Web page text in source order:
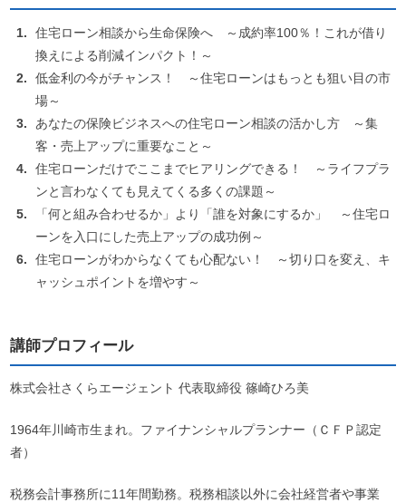
住宅ローン相談から生命保険へ ～成約率100％！これが借り
換えによる削減インパクト！～
低金利の今がチャンス！ ～住宅ローンはもっとも狙い目の市
場～
あなたの保険ビジネスへの住宅ローン相談の活かし方 ～集
客・売上アップに重要なこと～
住宅ローンだけでここまでヒアリングできる！ ～ライフプラ
ンと言わなくても見えてくる多くの課題～
「何と組み合わせるか」より「誰を対象にするか」 ～住宅ロ
ーンを入口にした売上アップの成功例～
住宅ローンがわからなくても心配ない！ ～切り口を変え、キ
ャッシュポイントを増やす～
講師プロフィール
株式会社さくらエージェント 代表取締役 篠崎ひろ美
1964年川崎市生まれ。ファイナンシャルプランナー（ＣＦＰ認定
者）
税務会計事務所に11年間勤務。税務相談以外に会社経営者や事業